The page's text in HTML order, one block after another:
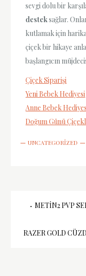
sevgi dolu bir
desteksağlar.
kutlamak için
çiçek bir hikaye
başlangıcın
Çiçek Siparişi
Yeni Bebek Hediyesi
Anne Bebek
Doğum Günü
UNCATEGORIZED
Yazı
METIN2 PVP
RAZER GOLD